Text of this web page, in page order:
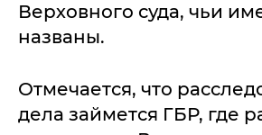
Верховного суда, чьи
названы.
Отмечается, что
дела займется ГБР, где